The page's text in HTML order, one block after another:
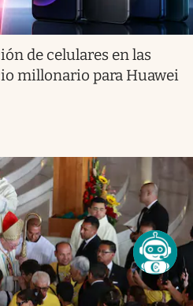
de celulares en las
millonario para Huawei